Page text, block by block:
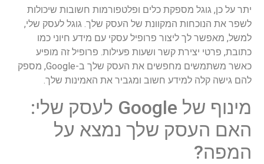
יתר על כן, גוגל מספקת כלים ופלטפורמות חשובות שיכולות
לשפר את הנוכחות המקוונת של העסק שלך. גוגל לעסק שלי,
למשל, מאפשר לך ליצור פרופיל עסקי עם מידע חיוני כמו
כתובת, פרטי יצירת קשר ושעות פעילות. פרופיל זה מופיע
כאשר משתמשים מחפשים את העסק שלך ב-Google, מספק
להם גישה קלה למידע חשוב ומגביר את האמינות שלך.
מינוף של Google לעסק שלי:
האם העסק שלך נמצא על
המפה?